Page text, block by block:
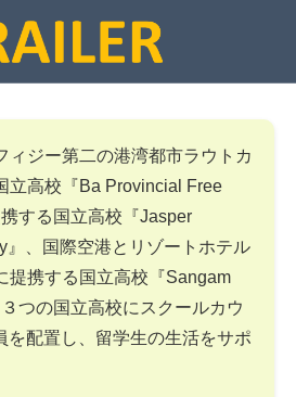
ィジー第二の港湾都市ラウトカ
立高校『Ba Provincial Free
する国立高校『Jasper
』、国際空港とリゾートホテル
提携する国立高校『Sangam
つの国立高校にスクールカウ
を配置し、留学生の生活をサポ